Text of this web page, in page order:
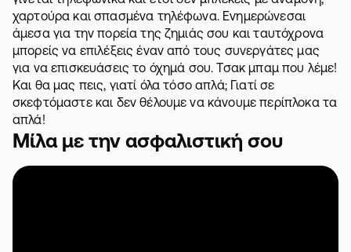
χαρτούρα και σπασμένα τηλέφωνα. Ενημερώνεσαι
άμεσα για την πορεία της ζημιάς σου και ταυτόχρονα
μπορείς να επιλέξεις έναν από τους συνεργάτες μας
για να επισκευάσεις το όχημά σου. Τσακ μπαμ που λέμε!
Και θα μας πεις, γιατί όλα τόσο απλά; Γιατί σε
σκεφτόμαστε και δεν θέλουμε να κάνουμε περίπλοκα τα
απλά!
Μίλα με την ασφαλιστική σου